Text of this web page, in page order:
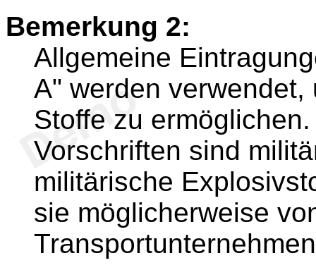
Bemerkung 2:
Allgemeine
A" werden
Stoffe zu
Vorschriften sind
militärische
sie möglicherweise